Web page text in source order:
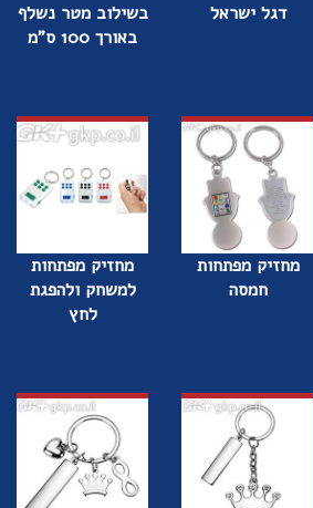
דגל ישראל
בשילוב מטר נשלף
באורך 100 ס"מ
מחזיק מפתחות
חמסה
מחזיק מפתחות
למשחק ולהפגת
לחץ